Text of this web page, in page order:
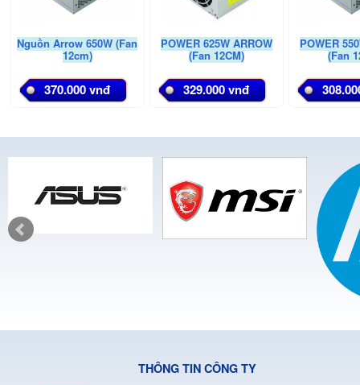
Nguồn Arrow 650W (Fan
12cm)
370.000 vnđ
POWER 625W ARROW
(Fan 12CM)
329.000 vnđ
POWER
(Fan
THÔNG TIN CÔNG TY